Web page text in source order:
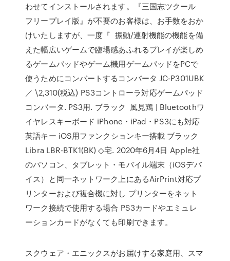
わせてインストールされます。『三国志ツクール
フリープレイ版』が不要のお客様は、お手数をおか
けいたしますが、一度『 振動/連射機能の機能を備
えた幅広いゲームで臨場感あふれるプレイが楽しめ
るゲームパッドやゲーム機用ゲームパッドをPCで
使うためにコンバートするコンバータ JC-P301UBK
／ \2,310(税込) PS3コントローラ対応ゲームパッド
コンバータ. PS3用. ブラック 風見鶏 | Bluetoothワ
イヤレスキーボード iPhone・iPad・PS3にも対応
英語キー iOS用ファンクションキー搭載 ブラック
Libra LBR-BTK1(BK) ◇宅. 2020年6月4日 Apple社
のパソコン、タブレット・モバイル端末（iOSデバ
イス）と同一ネットワーク上にあるAirPrint対応プ
リンターおよび複合機に対し プリンターをネット
ワーク接続で使用する場合 PS3カードやエミュレ
ーションカードがなくても印刷できます。
スクウェア・エニックスがお届けする家庭用、スマ